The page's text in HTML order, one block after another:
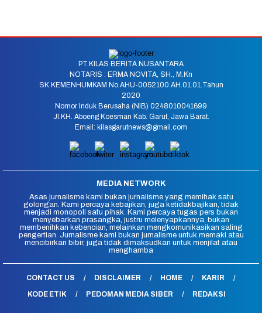
PT.KILAS BERITA NUSANTARA
NOTARIS : ERMA NOVITA, SH., M.Kn
SK KEMENHUMKAM No.AHU-0052100.AH.01.01.Tahun
2020
Nomor Induk Berusaha (NIB) 0248010041699
Jl.KH. Aboeng Koesman Kab. Garut, Jawa Barat.
Email: kilasgarutnews@gmail.com
MEDIA NETWORK
Asas jurnalisme kami bukan jurnalisme yang memihak satu
golongan. Kami percaya kebajikan, juga ketidakbajikan, tidak
menjadi monopoli satu pihak. Kami percaya tugas pers bukan
menyebarkan prasangka, justru melenyapkannya, bukan
membenihkan kebencian, melainkan mengkomunikasikan saling
pengertian. Jurnalisme kami bukan jurnalisme untuk memaki atau
mencibirkan bibir, juga tidak dimaksudkan untuk menjilat atau
menghamba
CONTACT US DISCLAIMER HOME
KARIR
KODE ETIK
PEDOMAN MEDIA SIBER REDAKSI